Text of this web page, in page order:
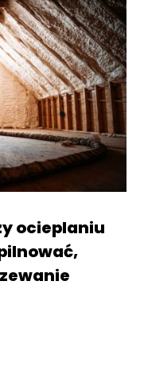
ocieplaniu